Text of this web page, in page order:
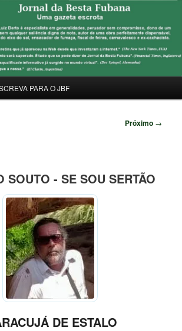
FUBANA
PARA O JBF
Próximo →
SOUTO - SE SOU SERTÃO
DE ESTALO